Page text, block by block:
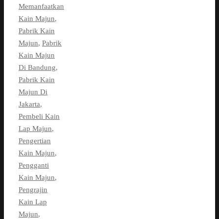
Memanfaatkan
Kain Majun,
Pabrik Kain
Majun, Pabrik
Kain Majun
Di Bandung,
Pabrik Kain
Majun Di
Jakarta,
Pembeli Kain
Lap Majun,
Pengertian
Kain Majun,
Pengganti
Kain Majun,
Pengrajin
Kain Lap
Majun,